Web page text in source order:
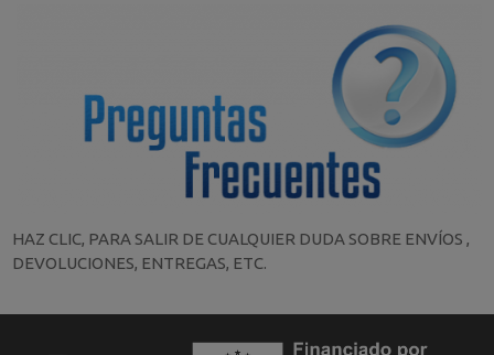
HAZ CLIC, PARA SALIR DE CUALQUIER DUDA SOBRE ENVÍOS ,
DEVOLUCIONES, ENTREGAS, ETC.